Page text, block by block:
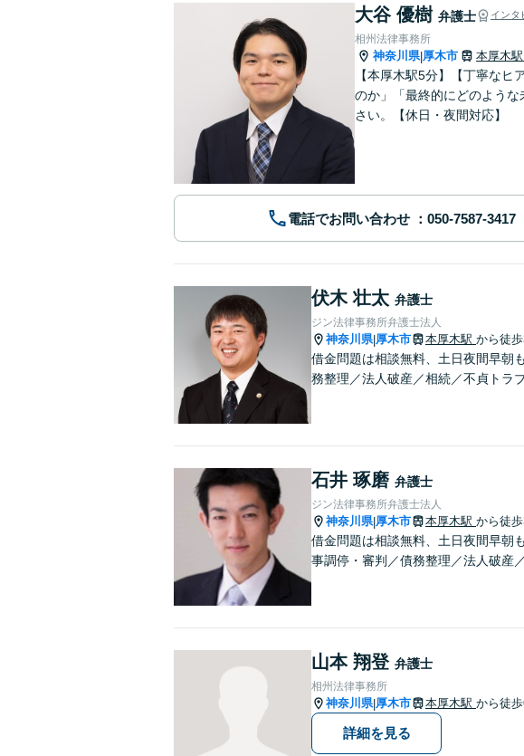
大谷 優樹 弁護士 インタ
相州法律事務所
神奈川県|厚木市 本厚木駅
【本厚木駅5分】【丁寧な
のか」「最終的にどのよう
さい。【休日・夜間対応】
電話でお問い合わせ
伏木 壮太 弁護士
ジン法律事務所弁護士法人
神奈川県|厚木市 本厚木駅 から徒
借金問題は相談無料、土日夜間早朝
務整理／法人破産／相続／不貞トラ
石井 琢磨 弁護士
ジン法律事務所弁護士法人
神奈川県|厚木市 本厚木駅 から徒
借金問題は相談無料、土日夜間早朝
事調停・審判／債務整理／法人破産
山本 翔登 弁護士
相州法律事務所
神奈川県|厚木市 本厚木駅 から徒
詳細を見る